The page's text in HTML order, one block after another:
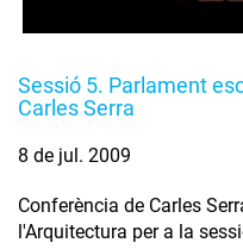
Sessió 5. Parlament
Carles Serra
8 de jul. 2009
Conferència de Carles
l'Arquitectura per a la